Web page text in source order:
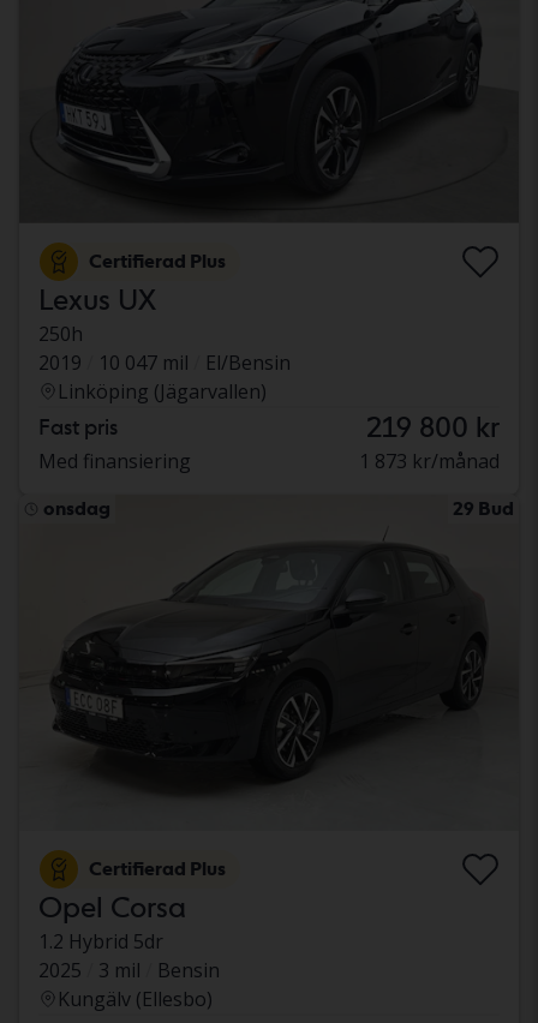
Certifierad Plus
Lexus UX
250h
2019
10 047 mil
El/Bensin
Linköping (Jägarvallen)
Fast pris 219 800 kr
Med finansiering 1 873 kr/månad
onsdag 29 Bud
Certifierad Plus
Opel Corsa
1.2 Hybrid 5dr
2025
3 mil
Bensin
Kungälv (Ellesbo)